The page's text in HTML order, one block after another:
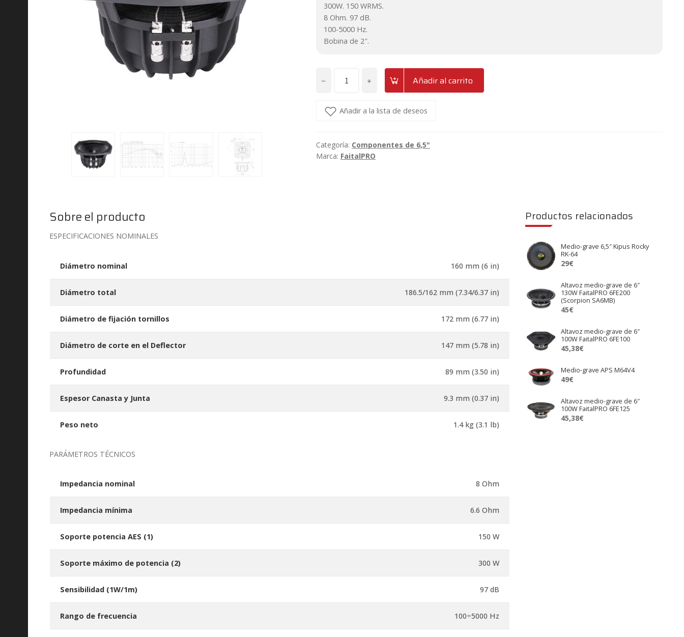
300W. 150 WRMS.
8 Ohm. 97 dB.
100-5000 Hz.
Bobina de 2″.
−
grave
neodimio
150W
+ Añadir al carrito
Añadir a la lista de deseos
Categoría: Componentes de 6,5"
Marca: FaitalPRO
Sobre el producto
ESPECIFICACIONES NOMINALES
Diámetro nominal 160 mm (6 in)
Diámetro total 186.5/162 mm (7.34/6.37 in)
Diámetro de fijación tornillos 172 mm (6.77 in)
Diámetro de corte en el Deflector 147 mm (5.78 in)
Profundidad 89 mm (3.50 in)
Espesor Canasta y Junta 9.3 mm (0.37 in)
Peso neto 1.4 kg (3.1 lb)
PARÁMETROS TÉCNICOS
Impedancia nominal 8 Ohm
Impedancia mínima 6.6 Ohm
Soporte potencia AES (1) 150 W
Soporte máximo de potencia (2) 300 W
Sensibilidad (1W/1m) 97 dB
Rango de frecuencia 100÷5000 Hz
Productos relacionados
Medio-grave 6,5″ Kipus Rocky
RK-64
29€
Altavoz medio-grave de 6″
130W FaitalPRO 6FE200
(Scorpion SA6MB)
45€
Altavoz medio-grave de 6″
100W FaitalPRO 6FE100
45,38€
Medio-grave APS M64V4
49€
Altavoz medio-grave de 6″
100W FaitalPRO 6FE125
45,38€